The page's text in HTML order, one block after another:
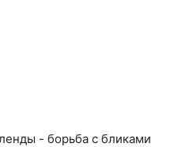
- борьба с бликами